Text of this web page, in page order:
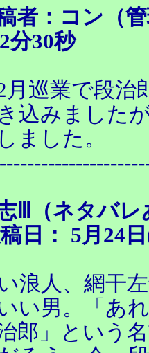
者：コン（
分30秒
月巡業で段
込みました
ました。
Ⅲ（ネタバ
： 5月24日
浪人、網干
い男。「あ
郎」という